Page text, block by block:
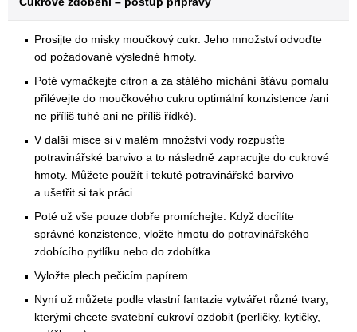
Prosijte do misky moučkový cukr. Jeho množství odvoďte
od požadované výsledné hmoty.
Poté vymačkejte citron a za stálého míchání šťávu pomalu
přilévejte do moučkového cukru optimální konzistence /ani
ne příliš tuhé ani ne příliš řídké).
V další misce si v malém množství vody rozpusťte
potravinářské barvivo a to následně zapracujte do cukrové
hmoty. Můžete použít i tekuté potravinářské barvivo
a ušetřit si tak práci.
Poté už vše pouze dobře promíchejte. Když docílíte
správné konzistence, vložte hmotu do potravinářského
zdobícího pytlíku nebo do zdobítka.
Vyložte plech pečicím papírem.
Nyní už můžete podle vlastní fantazie vytvářet různé tvary,
kterými chcete svatební cukroví ozdobit (perličky, kytičky,